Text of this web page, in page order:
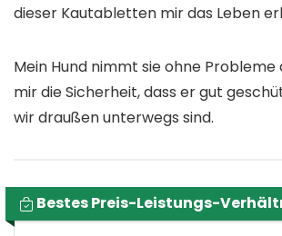
dieser Kautabletten mir das Leben
Mein Hund nimmt sie ohne Probleme
mir die Sicherheit, dass er gut
wir draußen unterwegs sind.
Bestes Preis-Leistungs-